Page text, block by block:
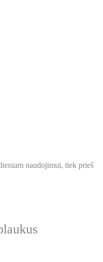
naudojimui, tiek prieš